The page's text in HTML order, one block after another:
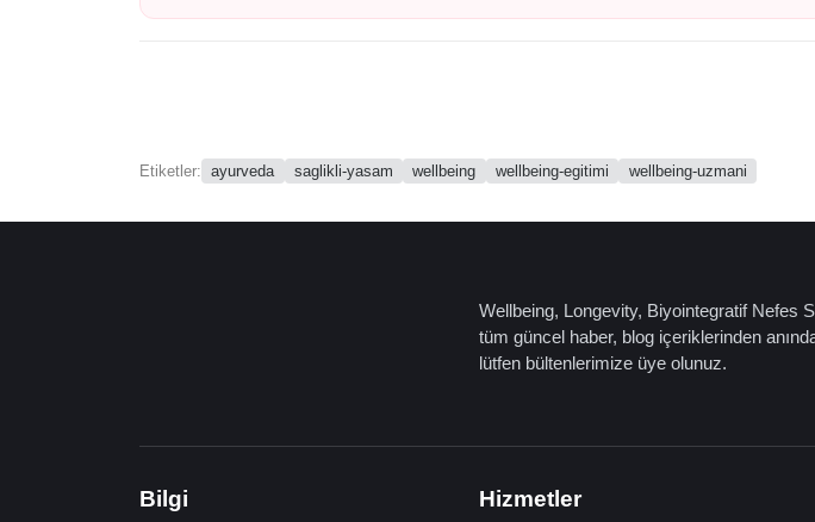
Etiketler: ayurveda saglikli-yasam wellbeing wellbeing-egitimi wellbeing-uzmani
Wellbeing, Longevity, Biyointegratif Nefes
tüm güncel haber, blog içeriklerinden
lütfen bültenlerimize üye olunuz.
Bilgi Hizmetler